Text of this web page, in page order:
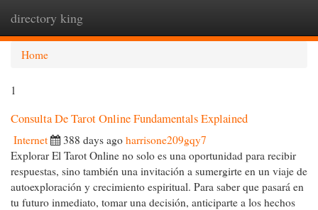
directory king
Home
1
Consulta De Tarot Online Fundamentals Explained
Internet 388 days ago harrisone209gqy7
Explorar El Tarot Online no solo es una oportunidad para recibir
respuestas, sino también una invitación a sumergirte en un viaje de
autoexploración y crecimiento espiritual. Para saber que pasará en
tu futuro inmediato, tomar una decisión, anticiparte a los hechos